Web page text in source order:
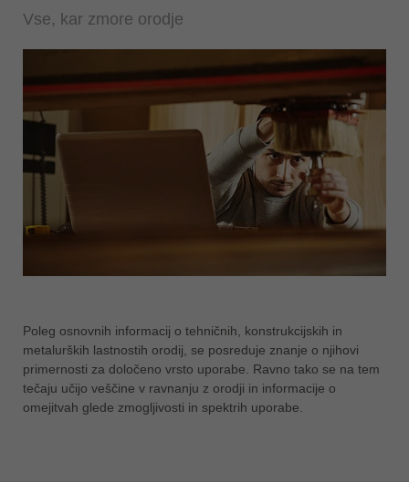
Vse, kar zmore orodje
Poleg osnovnih informacij o tehničnih, konstrukcijskih in
metalurških lastnostih orodij, se posreduje znanje o njihovi
primernosti za določeno vrsto uporabe. Ravno tako se na tem
tečaju učijo veščine v ravnanju z orodji in informacije o
omejitvah glede zmogljivosti in spektrih uporabe.